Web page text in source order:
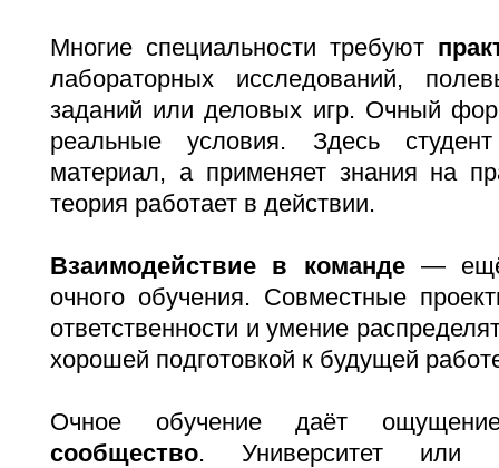
Многие специальности требуют
лабораторных исследований,
заданий или деловых игр. Очный
реальные условия. Здесь
материал, а применяет знания на
теория работает в действии.
Взаимодействие в команде— ещё
очного обучения. Совместные
ответственности и умение
хорошей подготовкой к будущей
Очное обучение даёт
сообщество. Университет или